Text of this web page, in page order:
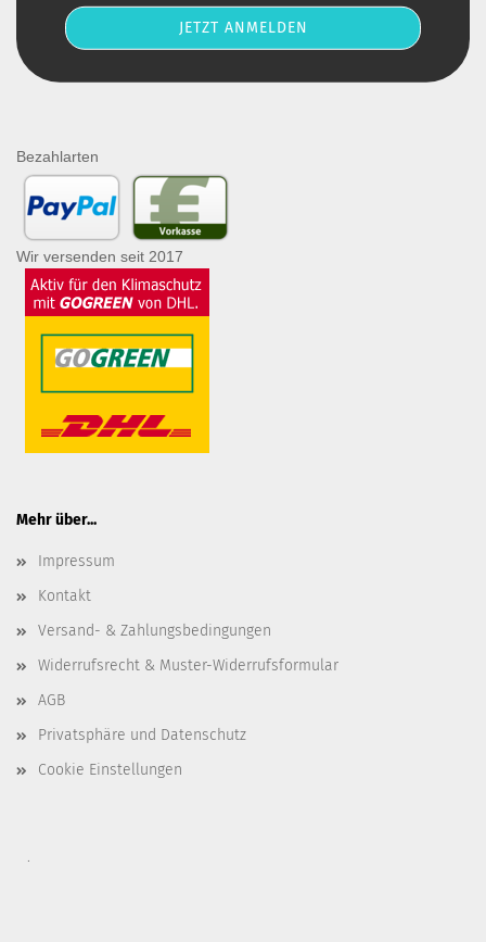
Bezahlarten
Wir versenden seit 2017
Mehr über...
Impressum
Kontakt
Versand- & Zahlungsbedingungen
Widerrufsrecht & Muster-Widerrufsformular
AGB
Privatsphäre und Datenschutz
Cookie Einstellungen
.